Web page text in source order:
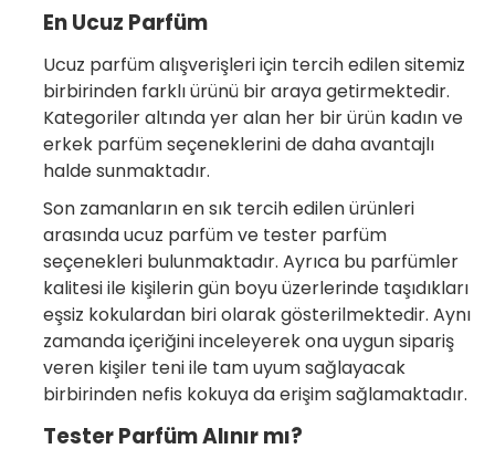
En Ucuz Parfüm
Ucuz parfüm alışverişleri için tercih edilen sitemiz
birbirinden farklı ürünü bir araya getirmektedir.
Kategoriler altında yer alan her bir ürün kadın ve
erkek parfüm seçeneklerini de daha avantajlı
halde sunmaktadır.
Son zamanların en sık tercih edilen ürünleri
arasında ucuz parfüm ve tester parfüm
seçenekleri bulunmaktadır. Ayrıca bu parfümler
kalitesi ile kişilerin gün boyu üzerlerinde taşıdıkları
eşsiz kokulardan biri olarak gösterilmektedir. Aynı
zamanda içeriğini inceleyerek ona uygun sipariş
veren kişiler teni ile tam uyum sağlayacak
birbirinden nefis kokuya da erişim sağlamaktadır.
Tester Parfüm Alınır mı?